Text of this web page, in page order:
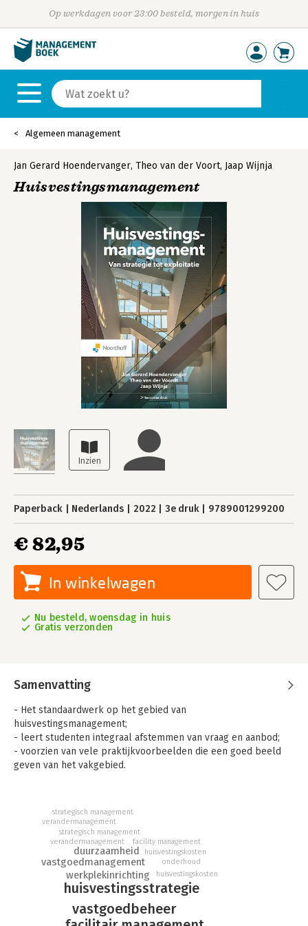
Op werkdagen voor 23:00 besteld, morgen in huis
Algemeen management
Jan Gerard Hoendervanger, Theo van der Voort, Jaap Wijnja
Huisvestingsmanagement
Paperback Nederlands 2022 3e druk 9789001299200
€ 82,95
In winkelwagen
Nu besteld, woensdag in huis
Gratis verzonden
Samenvatting
- Het standaardwerk op het gebied van
huisvestingsmanagement;
- leert studenten integraal afstemmen van vraag en aanbod;
- voorzien van vele praktijkvoorbeelden die een goed beeld
geven van het vakgebied.
van de vastgoedportefeuille, en op gebouwniveau over een
optimale indeling en inrichting van ruimten, facilitaire middelen
en diensten. De huisvestingsmanager heeft daardoor te maken
met veel verschillende spelers en belangen, architectonische,
functionele, technische en financiële aspecten, kansen en
risico’s. Het boek Huisvestingsmanagement leert studenten
zowel richten (strategische keuzen maken en
beargumenteren) als verrichten (implementeren) en inrichten
huisvestingsstrategie
vastgoedbeheer
werkplekinrichting
vastgoedmanagement
duurzaamheid
verandermanagement
strategisch management
facility management
huisvestingskosten
verandermanagement
strategisch management
onderhoud
huisvestingskosten